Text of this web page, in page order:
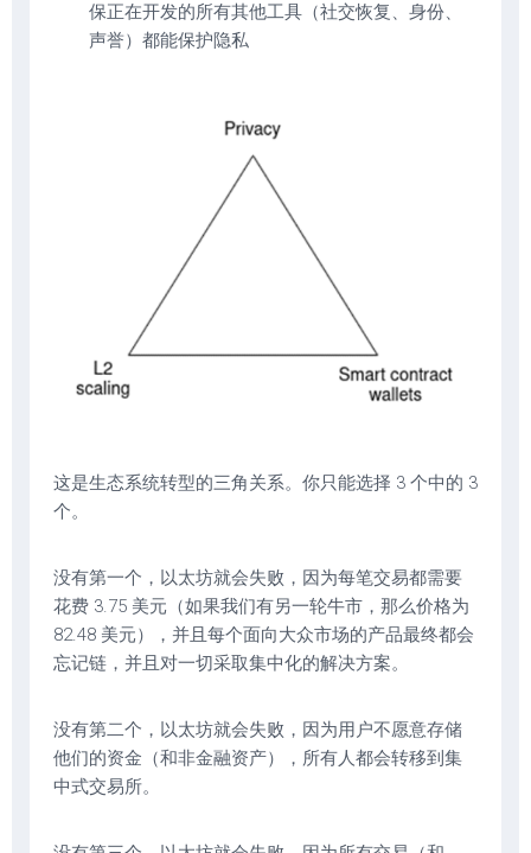
保正在开发的所有其他工具（社交恢复、身份、
声誉）都能保护隐私
这是生态系统转型的三角关系。你只能选择 3 个中的 3
个。
没有第一个，以太坊就会失败，因为每笔交易都需要
花费 3.75 美元（如果我们有另一轮牛市，那么价格为
82.48 美元），并且每个面向大众市场的产品最终都会
忘记链，并且对一切采取集中化的解决方案。
没有第二个，以太坊就会失败，因为用户不愿意存储
他们的资金（和非金融资产），所有人都会转移到集
中式交易所。